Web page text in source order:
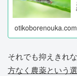
otikoborenouka.com
それでも抑えきれ
方なく農薬という